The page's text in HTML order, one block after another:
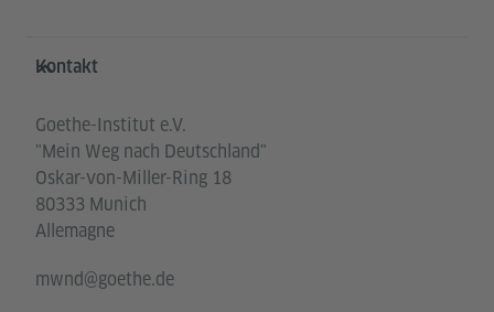
Service- und Informationsbereich
Kontakt
Goethe-Institut e.V.
"Mein Weg nach Deutschland"
Oskar-von-Miller-Ring 18
80333 Munich
Allemagne
mwnd@goethe.de